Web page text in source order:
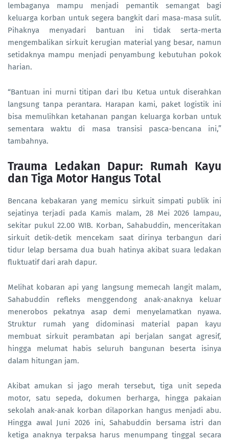
lembaganya mampu menjadi pemantik semangat bagi
keluarga korban untuk segera bangkit dari masa-masa sulit.
Pihaknya menyadari bantuan ini tidak serta-merta
mengembalikan sirkuit kerugian material yang besar, namun
setidaknya mampu menjadi penyambung kebutuhan pokok
harian.
“Bantuan ini murni titipan dari Ibu Ketua untuk diserahkan
langsung tanpa perantara. Harapan kami, paket logistik ini
bisa memulihkan ketahanan pangan keluarga korban untuk
sementara waktu di masa transisi pasca-bencana ini,”
tambahnya.
Trauma Ledakan Dapur: Rumah Kayu
dan Tiga Motor Hangus Total
Bencana kebakaran yang memicu sirkuit simpati publik ini
sejatinya terjadi pada Kamis malam, 28 Mei 2026 lampau,
sekitar pukul 22.00 WIB. Korban, Sahabuddin, menceritakan
sirkuit detik-detik mencekam saat dirinya terbangun dari
tidur lelap bersama dua buah hatinya akibat suara ledakan
fluktuatif dari arah dapur.
Melihat kobaran api yang langsung memecah langit malam,
Sahabuddin refleks menggendong anak-anaknya keluar
menerobos pekatnya asap demi menyelamatkan nyawa.
Struktur rumah yang didominasi material papan kayu
membuat sirkuit perambatan api berjalan sangat agresif,
hingga melumat habis seluruh bangunan beserta isinya
dalam hitungan jam.
Akibat amukan si jago merah tersebut, tiga unit sepeda
motor, satu sepeda, dokumen berharga, hingga pakaian
sekolah anak-anak korban dilaporkan hangus menjadi abu.
Hingga awal Juni 2026 ini, Sahabuddin bersama istri dan
ketiga anaknya terpaksa harus menumpang tinggal secara